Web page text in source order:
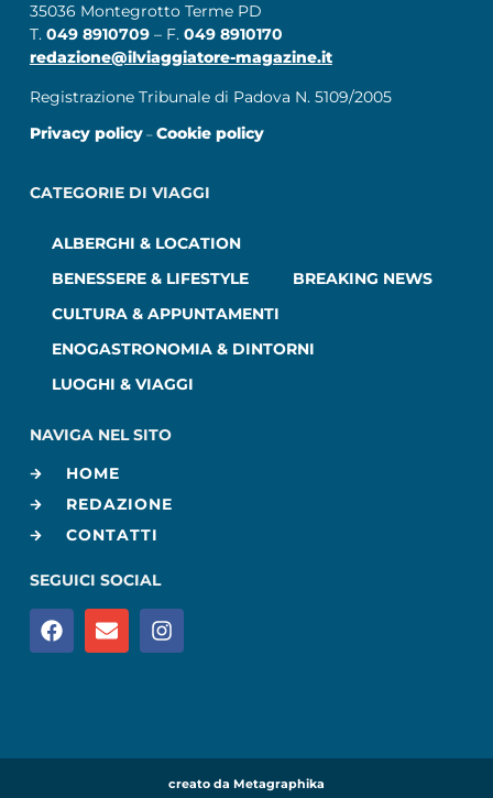
35036 Montegrotto Terme PD
T. 049 8910709 – F. 049 8910170
redazione@ilviaggiatore-magazine.it
Registrazione Tribunale di Padova N. 5109/2005
Privacy policy– Cookie policy
CATEGORIE DI VIAGGI
ALBERGHI & LOCATION
BENESSERE & LIFESTYLE
BREAKING NEWS
CULTURA & APPUNTAMENTI
ENOGASTRONOMIA & DINTORNI
LUOGHI & VIAGGI
NAVIGA NEL SITO
HOME
REDAZIONE
CONTATTI
SEGUICI SOCIAL
creato da Metagraphika